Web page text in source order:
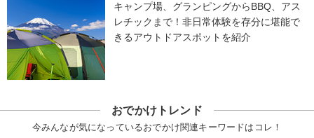
キャンプ場、グランピングからBBQ、アス
レチックまで！非日常体験を存分に堪能で
きるアウトドアスポットを紹介
おでかけトレンド
今みんなが気になっているおでかけ関連キーワードはコレ！